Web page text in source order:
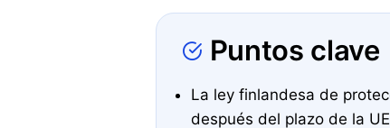
Puntos clave
La ley finlandesa de
después del plazo de la